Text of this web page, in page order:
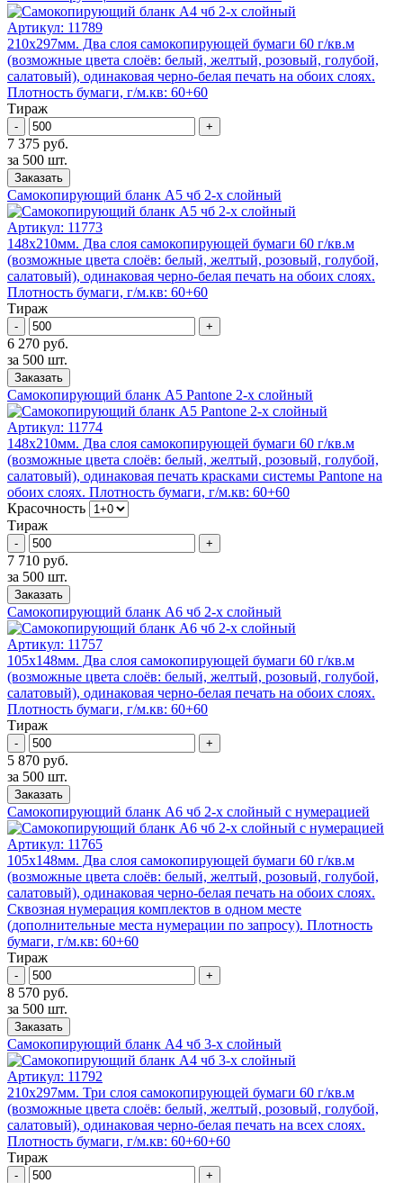
Артикул: 11789
210х297мм. Два слоя самокопирующей бумаги 60 г/кв.м
(возможные цвета слоёв: белый, желтый, розовый, голубой,
салатовый), одинаковая черно-белая печать на обоих слоях.
Плотность бумаги, г/м.кв: 60+60
Тираж
- +
7 375 руб.
за 500 шт.
Заказать
Самокопирующий бланк А5 чб 2-x слойный
Артикул: 11773
148х210мм. Два слоя самокопирующей бумаги 60 г/кв.м
(возможные цвета слоёв: белый, желтый, розовый, голубой,
салатовый), одинаковая черно-белая печать на обоих слоях.
Плотность бумаги, г/м.кв: 60+60
Тираж
- +
6 270 руб.
за 500 шт.
Заказать
Самокопирующий бланк А5 Pantone 2-x слойный
Артикул: 11774
148х210мм. Два слоя самокопирующей бумаги 60 г/кв.м
(возможные цвета слоёв: белый, желтый, розовый, голубой,
салатовый), одинаковая печать красками системы Pantone на
обоих слоях. Плотность бумаги, г/м.кв: 60+60
Красочность
Тираж
- +
7 710 руб.
за 500 шт.
Заказать
Самокопирующий бланк А6 чб 2-x слойный
Артикул: 11757
105х148мм. Два слоя самокопирующей бумаги 60 г/кв.м
(возможные цвета слоёв: белый, желтый, розовый, голубой,
салатовый), одинаковая черно-белая печать на обоих слоях.
Плотность бумаги, г/м.кв: 60+60
Тираж
- +
5 870 руб.
за 500 шт.
Заказать
Самокопирующий бланк А6 чб 2-x слойный с нумерацией
Артикул: 11765
105х148мм. Два слоя самокопирующей бумаги 60 г/кв.м
(возможные цвета слоёв: белый, желтый, розовый, голубой,
салатовый), одинаковая черно-белая печать на обоих слоях.
Сквозная нумерация комплектов в одном месте
(дополнительные места нумерации по запросу). Плотность
бумаги, г/м.кв: 60+60
Тираж
- +
8 570 руб.
за 500 шт.
Заказать
Самокопирующий бланк А4 чб 3-x слойный
Артикул: 11792
210х297мм. Три слоя самокопирующей бумаги 60 г/кв.м
(возможные цвета слоёв: белый, желтый, розовый, голубой,
салатовый), одинаковая черно-белая печать на всех слоях.
Плотность бумаги, г/м.кв: 60+60+60
Тираж
- +